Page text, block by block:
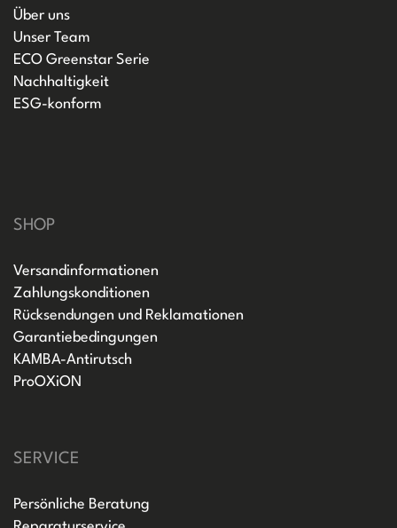
Über uns
Unser Team
ECO Greenstar Serie
Nachhaltigkeit
ESG-konform
SHOP
Versandinformationen
Zahlungskonditionen
Rücksendungen und Reklamationen
Garantiebedingungen
KAMBA-Antirutsch
ProOXiON
SERVICE
Persönliche Beratung